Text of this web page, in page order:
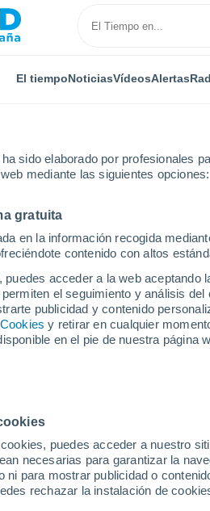
sido elaborado por profesionales
mediante las siguientes opciones:
gratuita
en la información recogida
contenido con altos
acceder a la web
el seguimiento y análisis
publicidad y contenido
y retirar en cualquier
en el pie de nuestra página
puedes acceder a nuestro
necesarias para garantizar la
ni para mostrar publicidad o
rechazar la instalación de
El tiempoNoticiasVídeosAlertas
Miranda
el Estado de
día Símbolo
32°
29°